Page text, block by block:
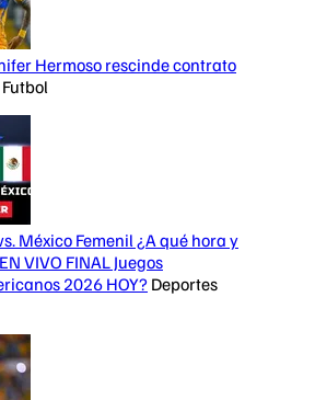
Hermoso rescinde contrato
Futbol
México Femenil ¿A qué hora y
VIVO FINAL Juegos
2026 HOY? Deportes